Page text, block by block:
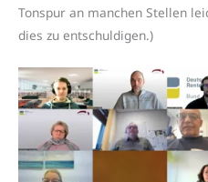
Tonspur an manchen Stellen
dies zu entschuldigen.)